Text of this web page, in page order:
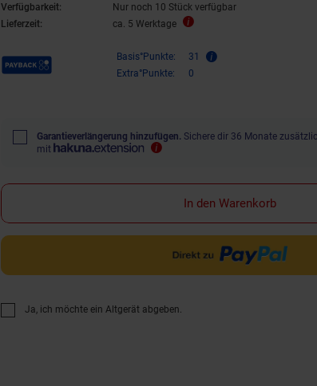
Verfügbarkeit:
Nur noch 10 Stück verfügbar
Lieferzeit:
ca. 5 Werktage
Payback Punkte Basis°Punkte:
31
Extra°Punkte:
0
Garantieverlängerung hinzufügen. Sichere dir 36 Monate
mit
In den Warenkorb
Ja, ich möchte ein Altgerät abgeben.